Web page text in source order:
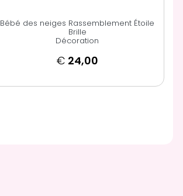
Bébé des neiges Rassemblement Étoile
Brille
Décoration
€ 24,00